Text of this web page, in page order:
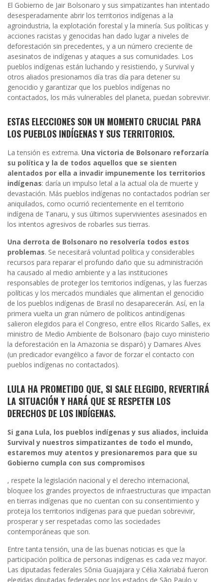
El Gobierno de Jair Bolsonaro y sus simpatizantes han intentado
desesperadamente abrir los territorios indígenas a la
agroindustria, la explotación forestal y la minería. Sus políticas y
acciones racistas y genocidas han dado lugar a niveles de
deforestación sin precedentes, y a un número creciente de
asesinatos de indígenas y ataques a sus comunidades. Los
pueblos indígenas están luchando y resistiendo, y Survival y
otros aliados presionamos día tras día para detener su
genocidio y garantizar que los pueblos indígenas no
contactados, los más vulnerables del planeta, puedan sobrevivir.
ESTAS ELECCIONES SON UN MOMENTO CRUCIAL PARA
LOS PUEBLOS INDÍGENAS Y SUS TERRITORIOS.
La tensión es extrema. Una victoria de Bolsonaro reforzaría
su política y la de todos aquellos que se sienten
alentados por ella a invadir impunemente los territorios
indígenas: daría un impulso letal a la actual ola de muerte y
devastación. Más pueblos indígenas no contactados podrían ser
aniquilados, como ocurrió recientemente en el territorio
indígena de Tanaru, y sus últimos supervivientes asesinados en
los intentos agresivos de robarles sus tierras.
Una derrota de Bolsonaro no resolvería todos estos
problemas. Se necesitará voluntad política y considerables
recursos para reparar el profundo daño que su administración
ha causado al medio ambiente y a las instituciones
responsables de proteger los territorios indígenas, y las fuerzas
políticas y los mercados mundiales que alimentan el genocidio
de los pueblos indígenas de Brasil no desaparecerán. Así, en la
primera vuelta un gran número de políticos antindígenas
salieron elegidos para el Congreso, entre ellos Ricardo Salles, ex
ministro de Medio Ambiente de Bolsonaro (bajo cuyo ministerio
la deforestación en la Amazonia se disparó) y Damares Alves
(un predicador evangélico a favor de forzar el contacto con
pueblos indígenas no contactados).
LULA HA PROMETIDO QUE, SI SALE ELEGIDO, REVERTIRÁ
LA SITUACIÓN Y HARÁ QUE SE RESPETEN LOS
DERECHOS DE LOS INDÍGENAS.
Si gana Lula, los pueblos indígenas y sus aliados, incluida
Survival y nuestros simpatizantes de todo el mundo,
estaremos muy atentos y presionaremos para que su
Gobierno cumpla con sus compromisos
, respete la legislación nacional y el derecho internacional,
bloquee los grandes proyectos de infraestructuras que impactan
en tierras indígenas que no cuentan con su consentimiento y
proteja los territorios indígenas para que puedan sobrevivir,
prosperar y ser respetadas como las sociedades
contemporáneas que son.
Entre tanta tensión, una de las buenas noticias es que la
participación política de personas indígenas es cada vez mayor.
Las diputadas federales Sônia Guajajara y Célia Xakriabá fueron
elegidas diputadas federales por los estados de São Paulo y